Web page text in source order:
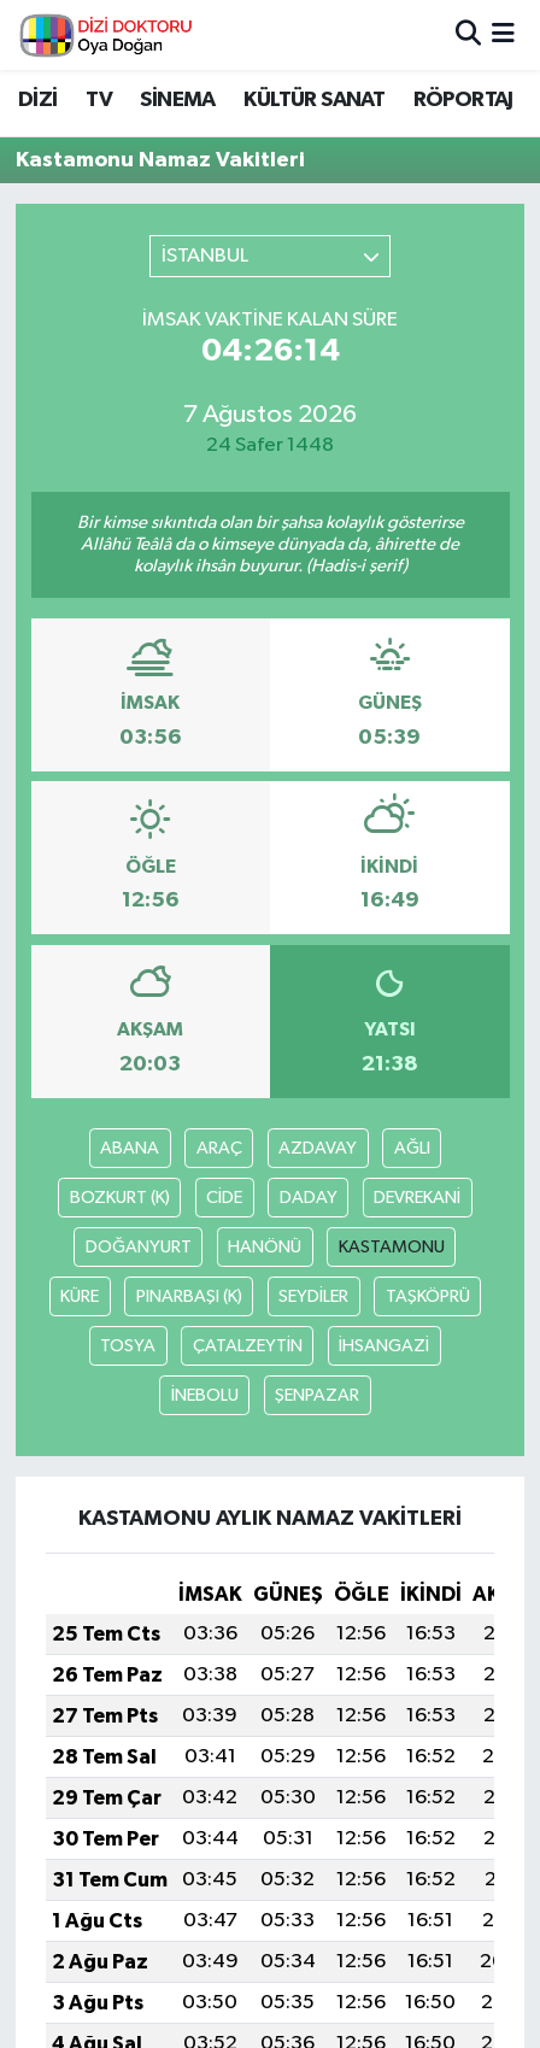
DİZİ TV SİNEMA KÜLTÜR SANAT RÖPORTAJ
Kastamonu Namaz Vakitleri
İSTANBUL
İMSAK VAKTINE KALAN SÜRE
04:26:14
7 Ağustos 2026
24 Safer 1448
Bir kimse sıkıntıda olan bir şahsa kolaylık gösterirse
Allâhü Teâlâ da o kimseye dünyada da, âhirette de
kolaylık ihsân buyurur. (Hadis-i şerif)
İMSAK
03:56
GÜNEŞ
05:39
ÖĞLE
12:56
İKINDI
16:49
AKŞAM
20:03
YATSI
21:38
ABANA ARAÇ AZDAVAY AĞLI
BOZKURT (K) CİDE DADAY DEVREKANİ
DOĞANYURT HANÖNÜ KASTAMONU
KÜRE PINARBAŞI (K) SEYDİLER TAŞKÖPRÜ
TOSYA ÇATALZEYTİN İHSANGAZİ
İNEBOLU ŞENPAZAR
KASTAMONU AYLIK NAMAZ VAKITLERI
İMSAK GÜNEŞ ÖĞLE İKINDI
25 Tem Cts
03:36 05:26 12:56 16:53
20:17
26 Tem Paz
03:38 05:27 12:56 16:53
20:16
27 Tem Pts
03:39 05:28 12:56 16:53
20:15
28 Tem Sal
03:41 05:29 12:56 16:52
20:14
29 Tem Çar
03:42 05:30 12:56 16:52
20:13
30 Tem Per
03:44 05:31 12:56 16:52
20:12
31 Tem Cum
03:45 05:32 12:56 16:52
20:11
1 Ağu Cts
03:47 05:33 12:56 16:51
20:10
2 Ağu Paz
03:49 05:34 12:56 16:51
20:09
3 Ağu Pts
03:50 05:35 12:56 16:50
20:08
İstanbul Nöbetçi Eczaneler
İstanbul Hava Durumu
İstanbul Trafik Yoğunluk Haritası
Süper Lig Puan Durumu ve Fikstür
Haber Arşivi